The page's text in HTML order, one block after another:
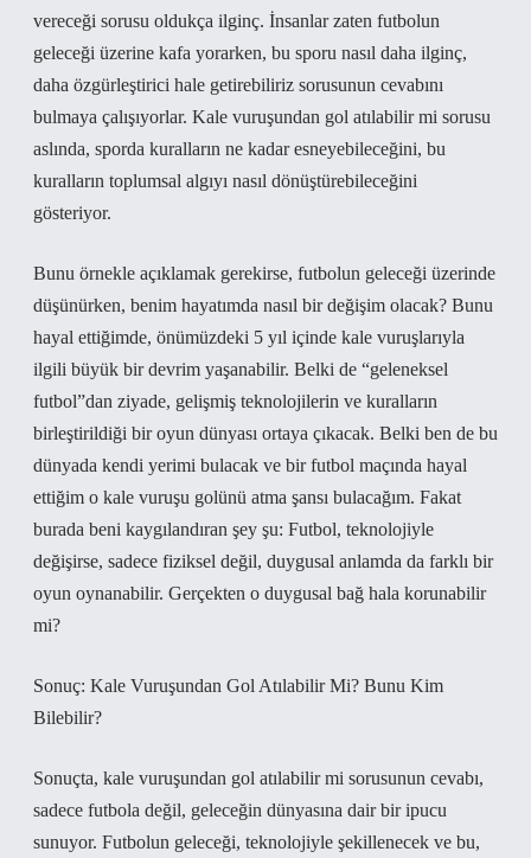
vereceği sorusu oldukça ilginç. İnsanlar zaten futbolun
geleceği üzerine kafa yorarken, bu sporu nasıl daha ilginç,
daha özgürleştirici hale getirebiliriz sorusunun cevabını
bulmaya çalışıyorlar. Kale vuruşundan gol atılabilir mi sorusu
aslında, sporda kuralların ne kadar esneyebileceğini, bu
kuralların toplumsal algıyı nasıl dönüştürebileceğini
gösteriyor.
Bunu örnekle açıklamak gerekirse, futbolun geleceği üzerinde
düşünürken, benim hayatımda nasıl bir değişim olacak? Bunu
hayal ettiğimde, önümüzdeki 5 yıl içinde kale vuruşlarıyla
ilgili büyük bir devrim yaşanabilir. Belki de “geleneksel
futbol”dan ziyade, gelişmiş teknolojilerin ve kuralların
birleştirildiği bir oyun dünyası ortaya çıkacak. Belki ben de bu
dünyada kendi yerimi bulacak ve bir futbol maçında hayal
ettiğim o kale vuruşu golünü atma şansı bulacağım. Fakat
burada beni kaygılandıran şey şu: Futbol, teknolojiyle
değişirse, sadece fiziksel değil, duygusal anlamda da farklı bir
oyun oynanabilir. Gerçekten o duygusal bağ hala korunabilir
mi?
Sonuç: Kale Vuruşundan Gol Atılabilir Mi? Bunu Kim
Bilebilir?
Sonuçta, kale vuruşundan gol atılabilir mi sorusunun cevabı,
sadece futbola değil, geleceğin dünyasına dair bir ipucu
sunuyor. Futbolun geleceği, teknolojiyle şekillenecek ve bu,